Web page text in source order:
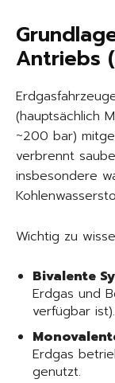
Antriebs
(hauptsächlich
~200 bar)
verbrennt
insbesondere
Wichtig zu
Bivalente
Erdgas und
verfügbar ist).
Erdgas
genutzt.